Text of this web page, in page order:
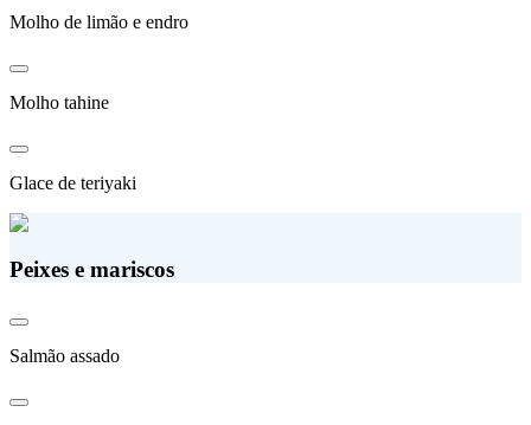
Molho de limão e endro
Molho tahine
Glace de teriyaki
Peixes e mariscos
Salmão assado